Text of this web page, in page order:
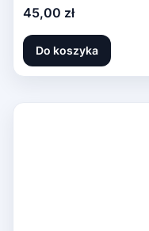
Cena
45,00 zł
Do koszyka